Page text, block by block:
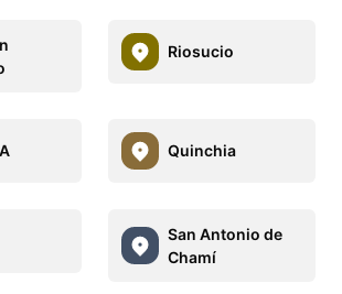
Riosucio
Quinchia
San Antonio de
Chamí